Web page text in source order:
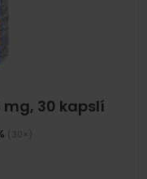
mg, 30 kapslí
(30×)